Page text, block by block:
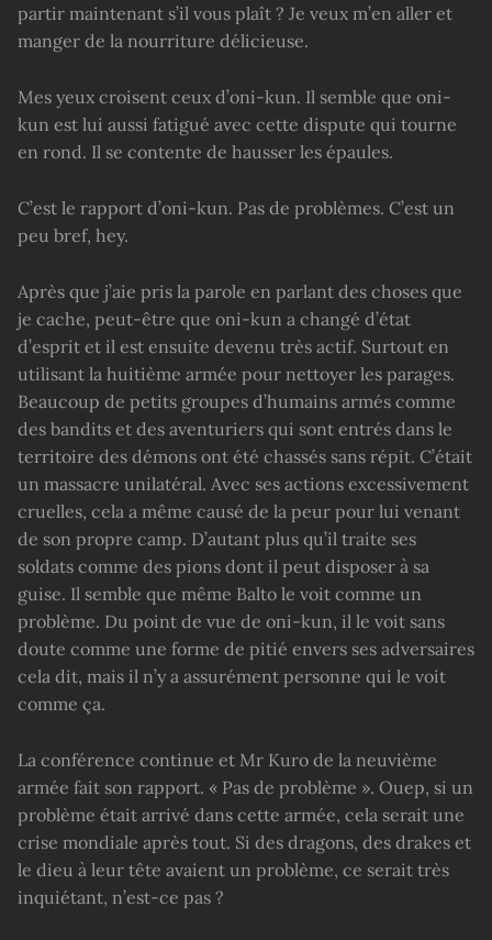
partir maintenant s’il vous plaît ? Je veux m’en aller et
manger de la nourriture délicieuse.
Mes yeux croisent ceux d’oni-kun. Il semble que oni-
kun est lui aussi fatigué avec cette dispute qui tourne
en rond. Il se contente de hausser les épaules.
C’est le rapport d’oni-kun. Pas de problèmes. C’est un
peu bref, hey.
Après que j’aie pris la parole en parlant des choses que
je cache, peut-être que oni-kun a changé d’état
d’esprit et il est ensuite devenu très actif. Surtout en
utilisant la huitième armée pour nettoyer les parages.
Beaucoup de petits groupes d’humains armés comme
des bandits et des aventuriers qui sont entrés dans le
territoire des démons ont été chassés sans répit. C’était
un massacre unilatéral. Avec ses actions excessivement
cruelles, cela a même causé de la peur pour lui venant
de son propre camp. D’autant plus qu’il traite ses
soldats comme des pions dont il peut disposer à sa
guise. Il semble que même Balto le voit comme un
problème. Du point de vue de oni-kun, il le voit sans
doute comme une forme de pitié envers ses adversaires
cela dit, mais il n’y a assurément personne qui le voit
comme ça.
La conférence continue et Mr Kuro de la neuvième
armée fait son rapport. « Pas de problème ». Ouep, si un
problème était arrivé dans cette armée, cela serait une
crise mondiale après tout. Si des dragons, des drakes et
le dieu à leur tête avaient un problème, ce serait très
inquiétant, n’est-ce pas ?